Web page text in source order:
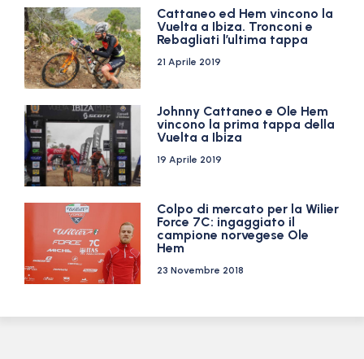
Cattaneo ed Hem vincono la
Vuelta a Ibiza. Tronconi e
Rebagliati l’ultima tappa
21 Aprile 2019
Johnny Cattaneo e Ole Hem
vincono la prima tappa della
Vuelta a Ibiza
19 Aprile 2019
Colpo di mercato per la Wilier
Force 7C: ingaggiato il
campione norvegese Ole
Hem
23 Novembre 2018